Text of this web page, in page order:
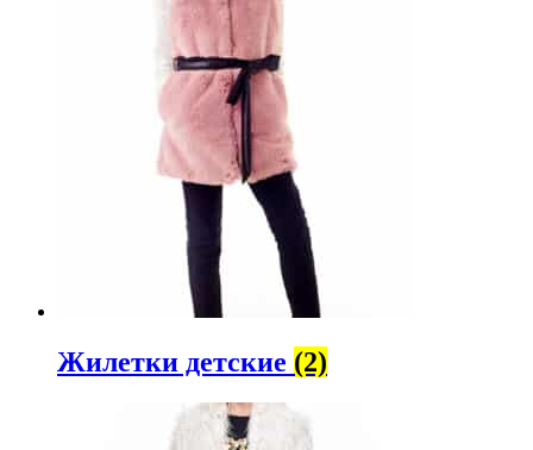
Жилетки детские (2)